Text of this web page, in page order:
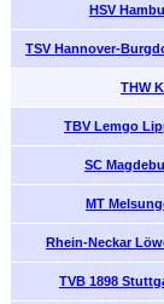
HSV
TSV Hannover-
THW
TBV Lemgo
SC
MT
Rhein-Neckar
TVB 1898